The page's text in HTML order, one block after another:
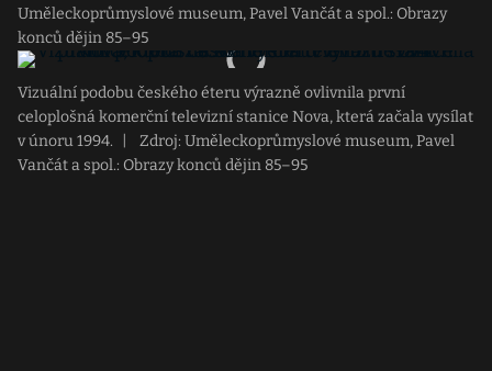
Uměleckoprůmyslové museum, Pavel Vančát a spol.: Obrazy
konců dějin 85–95
Vizuální podobu českého éteru výrazně ovlivnila první
celoplošná komerční televizní stanice Nova, která začala vysílat
v únoru 1994.
Zdroj: Uměleckoprůmyslové museum, Pavel
Vančát a spol.: Obrazy konců dějin 85–95